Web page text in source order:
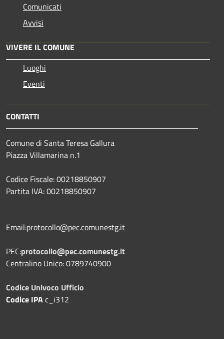
Comunicati
Avvisi
VIVERE IL COMUNE
Luoghi
Eventi
CONTATTI
Comune di Santa Teresa Gallura
Piazza Villamarina n.1
Codice Fiscale: 00218850907
Partita IVA: 00218850907
Email:protocollo@pec.comunestg.it
PEC:protocollo@pec.comunestg.it
Centralino Unico: 0789740900
Codice Univoco Ufficio
Codice IPAc_i312